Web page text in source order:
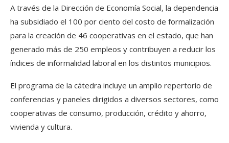
A través de la Dirección de Economía Social, la dependencia
ha subsidiado el 100 por ciento del costo de formalización
para la creación de 46 cooperativas en el estado, que han
generado más de 250 empleos y contribuyen a reducir los
índices de informalidad laboral en los distintos municipios.
El programa de la cátedra incluye un amplio repertorio de
conferencias y paneles dirigidos a diversos sectores, como
cooperativas de consumo, producción, crédito y ahorro,
vivienda y cultura.